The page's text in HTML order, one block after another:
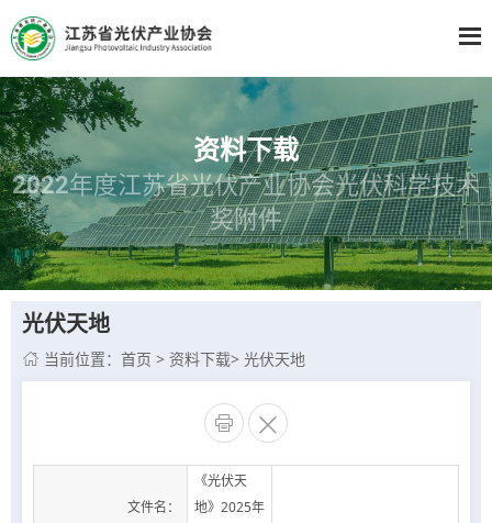
资料下载
2022年度江苏省光伏产业协会光伏科学技术
奖附件
光伏天地
 当前位置： 首页 > 资料下载> 光伏天地
 
文件名：
《光伏天
地》2025年